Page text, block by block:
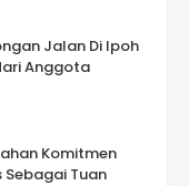
Jalan Di Ipoh
Anggota
Komitmen
Sebagai Tuan